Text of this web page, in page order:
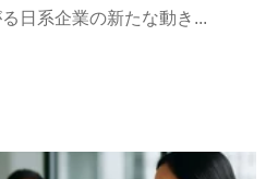
日系企業の新たな動き...